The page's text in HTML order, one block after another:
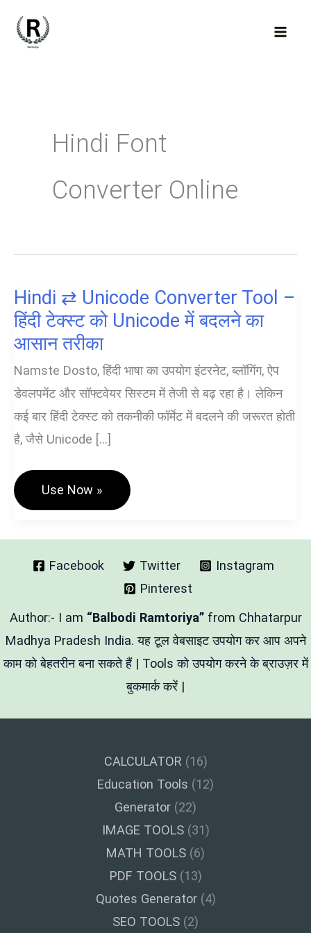
Hindi Font
Converter Online
Hindi ⇄ Unicode Converter Tool –
हिंदी टेक्स्ट को Unicode में बदलने का
आसान तरीका
Namste Dosto, हिंदी भाषा का उपयोग इंटरनेट, ब्लॉगिंग, ऐप
डेवलपमेंट और सॉफ्टवेयर सिस्टम में तेजी से बढ़ रहा है। लेकिन
कई बार हिंदी टेक्स्ट को तकनीकी फॉर्मेट में बदलने की जरूरत होती
है, जैसे Unicode […]
Hindi
Unicode
Tool
हिंदी
टेक्स्ट
में
बदलने
का
तरीका
Use Now »
Facebook Twitter
Instagram
Pinterest
Author:- I am “Balbodi Ramtoriya” from Chhatarpur
Madhya Pradesh India. यह टूल वेबसाइट उपयोग कर आप अपने
काम को बेहतरीन बना सकते हैं | Tools को उपयोग करने के ब्राउज़र में
बुकमार्क करें |
CALCULATOR (16)
Education Tools (12)
Generator (22)
IMAGE TOOLS(31)
MATH TOOLS (6)
PDF TOOLS(13)
Quotes Generator(4)
SEO TOOLS (2)